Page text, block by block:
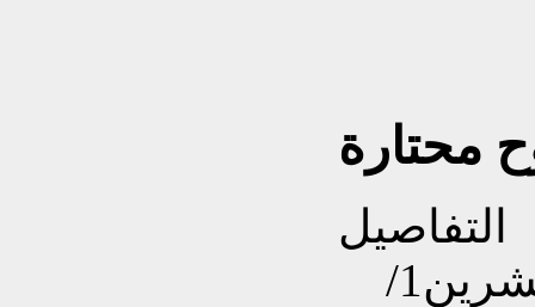
محتارة
التفاصيل
تم إنشاءه بتاريخ الأحد, 19 تشرين1/